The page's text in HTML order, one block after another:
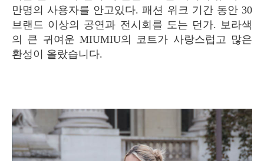
만명의 사용자를 안고있다. 패션 위크 기간 동안 30
브랜드 이상의 공연과 전시회를 도는 던가. 보라색
의 큰 귀여운 MIUMIU의 코트가 사랑스럽고 많은
환성이 올랐습니다.